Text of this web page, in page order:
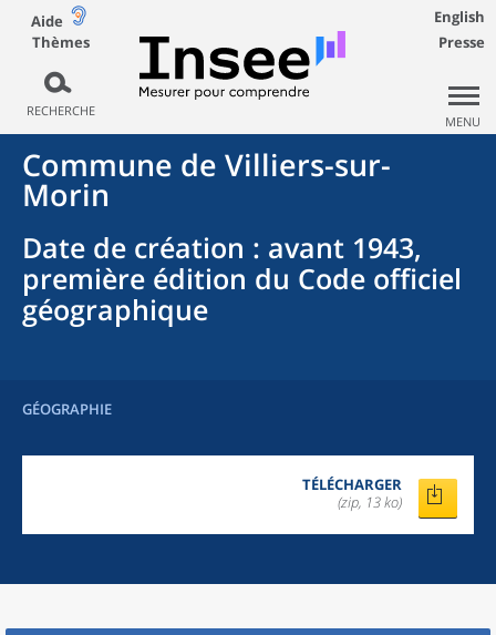
Aide
Thèmes
RECHERCHE
English
Presse
MENU
Commune de Villiers-sur-
Morin
Date de création : avant 1943,
première édition du Code officiel
géographique
GÉOGRAPHIE
TÉLÉCHARGER
(zip, 13 ko)